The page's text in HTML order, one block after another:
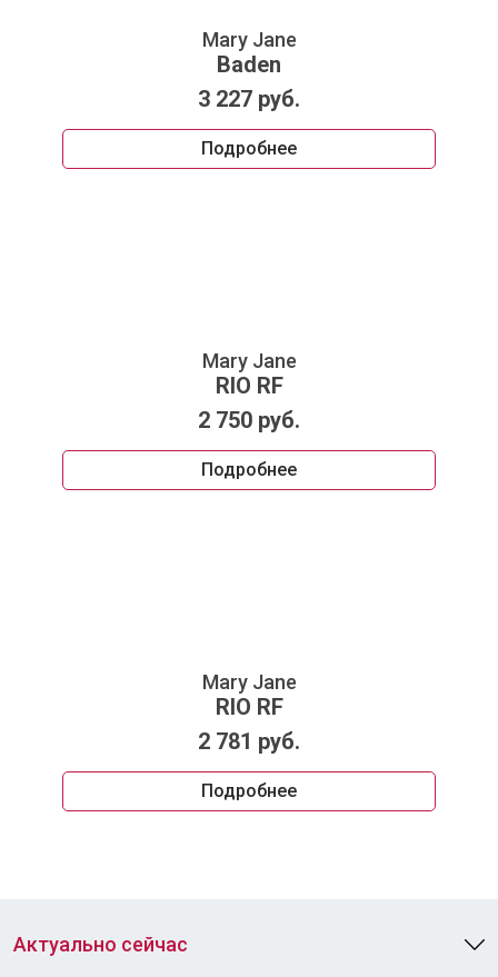
Mary Jane
Baden
3 227 руб.
Подробнее
Mary Jane
RIO RF
2 750 руб.
Подробнее
Mary Jane
RIO RF
2 781 руб.
Подробнее
Актуально сейчас